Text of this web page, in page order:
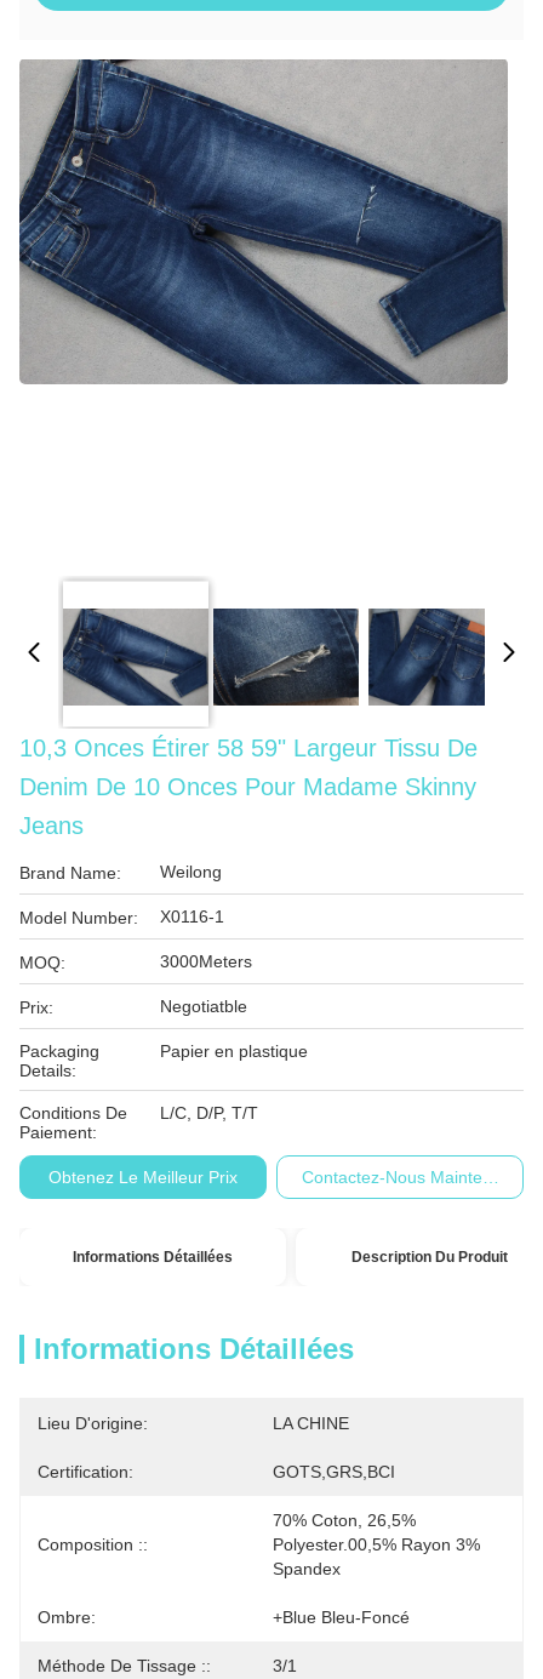
10,3 Onces Étirer 58 59" Largeur Tissu De
Denim De 10 Onces Pour Madame Skinny
Jeans
Brand Name: Weilong
Model Number: X0116-1
MOQ: 3000Meters
Prix: Negotiatble
Packaging
Details:
Papier en plastique
Conditions De
Paiement:
L/C, D/P, T/T
Obtenez Le Meilleur Prix Contactez-Nous Maintenant
Informations Détaillées Description Du Produit
Informations Détaillées
Lieu D'origine: LA CHINE
Certification: GOTS,GRS,BCI
Composition ::
70% Coton, 26,5%
Polyester.00,5% Rayon 3%
Spandex
Ombre: +blue Bleu-Foncé
Méthode De Tissage :: 3/1